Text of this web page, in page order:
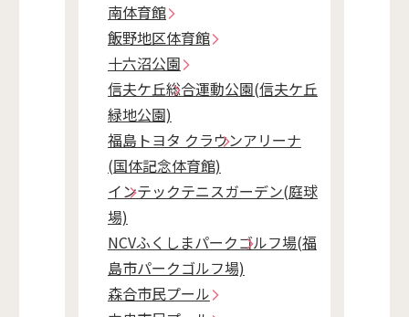
南体育館
飯野地区体育館
十六沼公園
信夫ケ丘総合運動公園(信夫ケ丘
緑地公園)
福島トヨタ クラウンアリーナ
(国体記念体育館)
インテックテニスガーデン(庭球
場)
NCVふくしまパークゴルフ場(福
島市パークゴルフ場)
森合市民プール